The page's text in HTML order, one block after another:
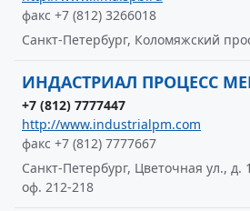
факс +7 (812) 3266018
Санкт-Петербург, Коломяжский
ИНДАСТРИАЛ ПРОЦЕСС
+7 (812) 7777447
http://www.industrialpm.com
факс +7 (812) 7777667
Санкт-Петербург, Цветочная ул.,
оф. 212-218